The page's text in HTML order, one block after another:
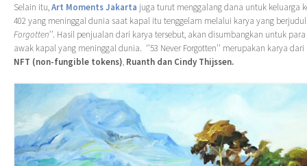
Selain itu,Art Moments Jakarta juga turut menggalang dana untuk keluarga
402 yang meninggal dunia saat kapal itu tenggelam melalui karya yang berjudul
Forgotten’’. Hasil penjualan dari karya tersebut, akan disumbangkan untuk
awak kapal yang meninggal dunia. ‘’53 Never Forgotten’’ merupakan karya
NFT (non-fungible tokens), Ruanth dan Cindy Thijssen.